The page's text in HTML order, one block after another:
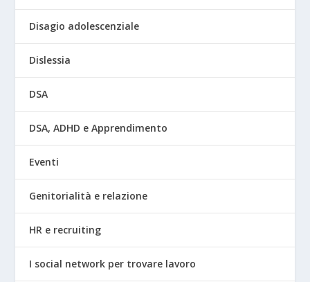
Disagio adolescenziale
Dislessia
DSA
DSA, ADHD e Apprendimento
Eventi
Genitorialità e relazione
HR e recruiting
I social network per trovare lavoro